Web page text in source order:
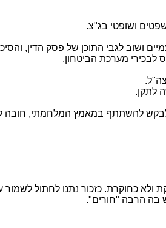
ושופטי בג"צ.
ושוב לגבי התוכן של פסק הדין,
לבכירי מערכת הביטחון.
לתקן.
לבקש להשתתף במאמץ המלחמתי,
בה הרבה "חורים".